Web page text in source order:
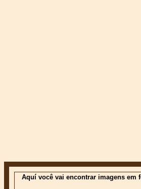
Aquí você vai encontrar imagens em